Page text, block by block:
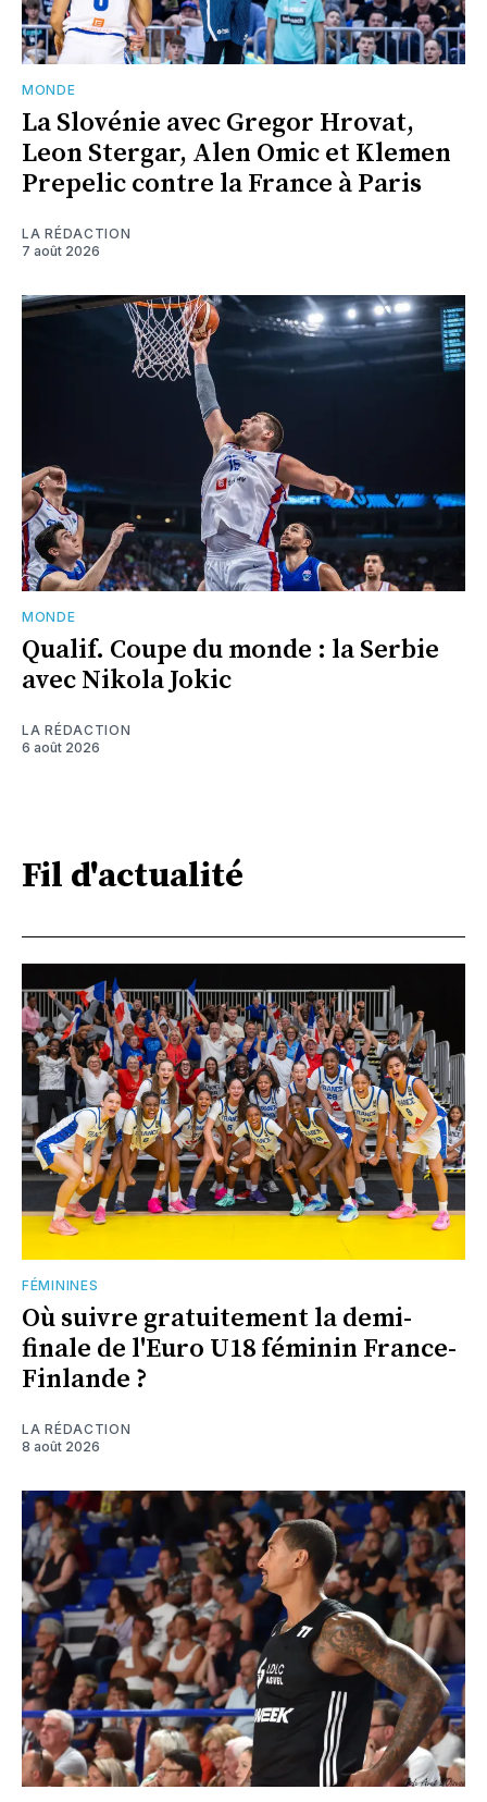
MONDE
La Slovénie avec Gregor Hrovat,
Leon Stergar, Alen Omic et Klemen
Prepelic contre la France à Paris
LA RÉDACTION
7 août 2026
MONDE
Qualif. Coupe du monde : la Serbie
avec Nikola Jokic
LA RÉDACTION
6 août 2026
Fil d'actualité
FÉMININES
Où suivre gratuitement la demi-
finale de l'Euro U18 féminin France-
Finlande ?
LA RÉDACTION
8 août 2026